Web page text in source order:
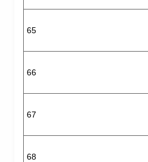
65
66
67
68